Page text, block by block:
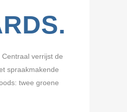
verrijst de
spraakmakende
twee groene